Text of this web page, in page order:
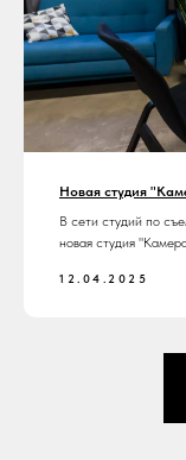
Новая студия
В сети студий по
новая студия
12.04.2025